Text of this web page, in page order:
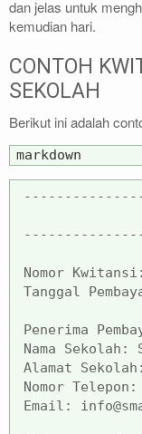
dan jelas untuk
kemudian hari.
CONTOH
SEKOLAH
Berikut ini adalah
markdown
Nomor
Tanggal
Penerima
Nama Sekolah:
Alamat
Nomor
Email: